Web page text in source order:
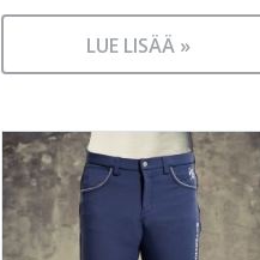
LUE LISÄÄ »